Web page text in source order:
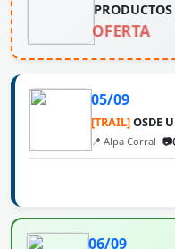
OFERTA
05/09
[TRAIL]OSDE
📍 Alpa Corral
06/09